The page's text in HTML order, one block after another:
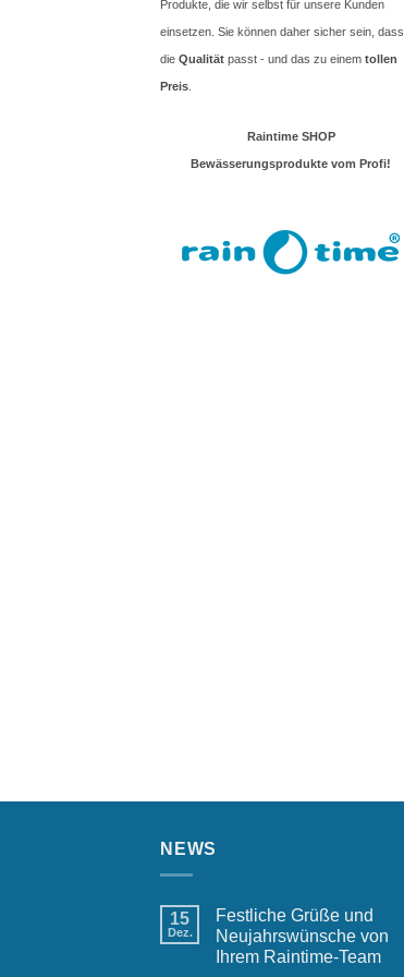
Produkte, die wir selbst für unsere Kunden
einsetzen. Sie können daher sicher sein, dass
die Qualität passt - und das zu einem tollen
Preis
Raintime SHOP
Bewässerungsprodukte vom Profi!
NEWS
15
Dez.
Festliche Grüße und
Neujahrswünsche von
Ihrem Raintime-Team